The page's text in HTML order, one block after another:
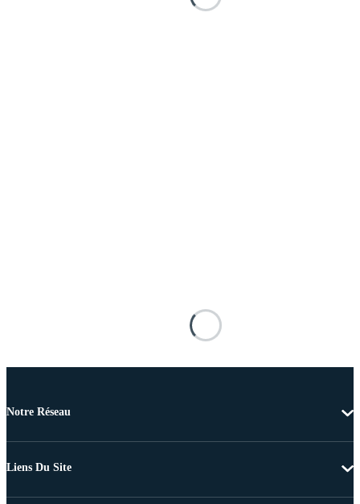
Notre Réseau
Liens Du Site